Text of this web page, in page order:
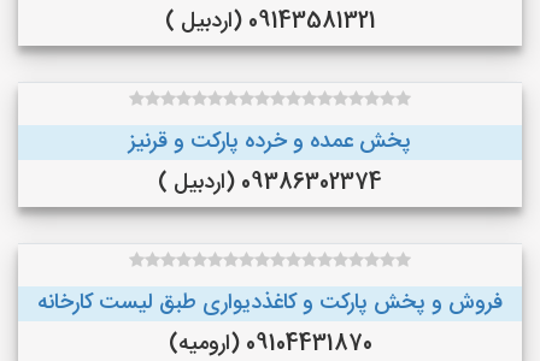
09143581321 (اردبیل )
پخش عمده و خرده پارکت و قرنیز
09386302374 (اردبیل )
فروش و پخش پارکت و کاغذدیواری طبق لیست کارخانه
09104431870 (ارومیه)